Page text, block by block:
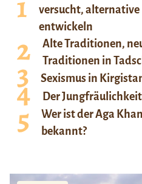
versucht, alternative
entwickeln
Alte Traditionen,
Traditionen in
Sexismus in
Der
Wer ist der Aga
bekannt?